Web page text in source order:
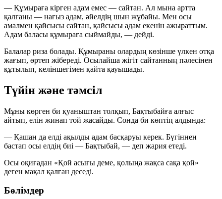
— Құмыраға кірген адам емес — сайтан. Ал мына артта
қалғаны — нағыз адам, әйелдің шын жұбайы. Мен осы
амалмен қайсысы сайтан, қайсысы адам екенін ажыраттым.
Адам баласы құмыраға сыймайды, — дейді.
Балалар риза болады. Құмыраны олардың көзінше үлкен отқа
жағып, өртеп жібереді. Осылайша жігіт сайтанның пәлесінен
құтылып, келіншегімен қайта қауышады.
Түйін және тәмсіл
Мұны көрген би қуаныштан толқып, Бақтыбайға алғыс
айтып, елін жинап той жасайды. Сонда би көптің алдында:
— Қашан да елді ақылды адам басқаруы керек. Бүгіннен
бастап осы елдің биі — Бақтыбай, — деп жария етеді.
Осы оқиғадан «Қой асығы деме, қолыңа жақса сақа қой»
деген мақал қалған деседі.
Бөлімдер